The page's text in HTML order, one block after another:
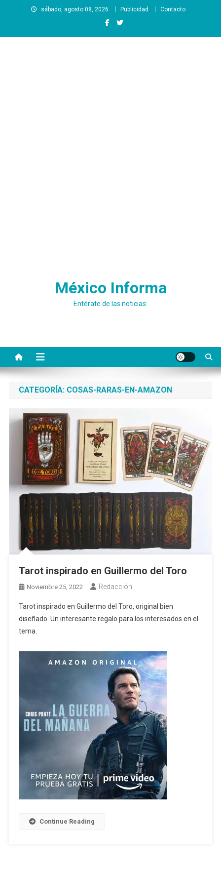
sábado, agosto 08, 2026 Publicidad Contacto
México Informa
Entérate de las noticias:
CATEGORÍA: COSAS-RARAS-EN-AMAZON
Tarot inspirado en Guillermo del Toro
Noviembre 25, 2022 Redacción
Tarot inspirado en Guillermo del Toro, original bien
diseñado. Un interesante regalo para los interesados en el
tema.
Continue Reading